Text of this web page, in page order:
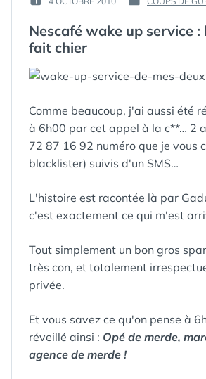
PUBLIÉ
PUBLIÉ
Nescafé wake up service
fait chier
Comme beaucoup, j'ai aussi été
à 6h00 par cet appel à la c**… 2
72 87 16 92 numéro que je vous
blacklister) suivis d'un SMS…
L'histoire est racontée là par
c'est exactement ce qui m'est
Tout simplement un bon gros
très con, et totalement
privée.
Et vous savez ce qu'on pense à
réveillé ainsi : Opé de merde,
agence de merde !